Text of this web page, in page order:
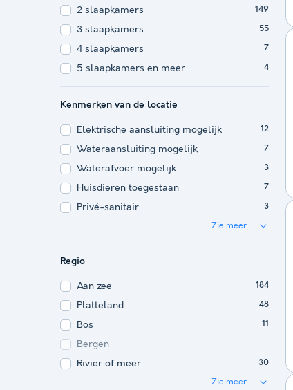
2 slaapkamers 149
3 slaapkamers 55
4 slaapkamers 7
5 slaapkamers en meer 4
Kenmerken van de locatie
Elektrische aansluiting mogelijk 12
Wateraansluiting mogelijk 7
Waterafvoer mogelijk 3
Huisdieren toegestaan 7
Privé-sanitair 3
Zie meer
Regio
Aan zee 184
Platteland 48
Bos 11
Bergen
Rivier of meer
30
Zie meer